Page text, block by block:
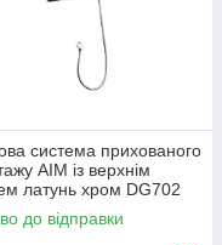
система прихованого
AIM із верхнім
латунь хром DG702
до відправки